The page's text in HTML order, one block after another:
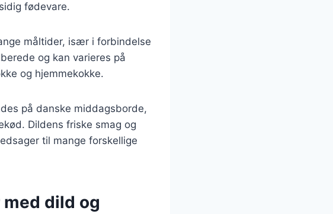
fødevare.
måltider, især i forbindelse
og kan varieres på
og hjemmekokke.
på danske middagsborde,
Dildens friske smag og
til mange forskellige
dild og